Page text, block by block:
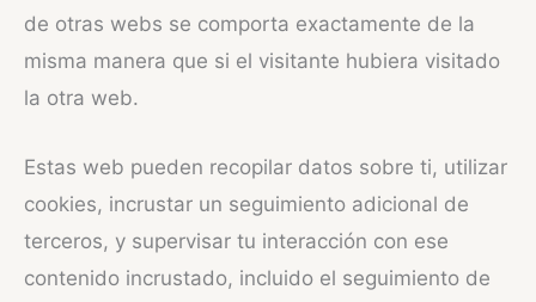
de otras webs se comporta exactamente de la
misma manera que si el visitante hubiera visitado
la otra web.
Estas web pueden recopilar datos sobre ti, utilizar
cookies, incrustar un seguimiento adicional de
terceros, y supervisar tu interacción con ese
contenido incrustado, incluido el seguimiento de